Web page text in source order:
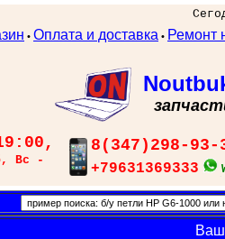
• Оплата и доставка • Ремонт
Вс -
8(347)298-93-
+79631369333